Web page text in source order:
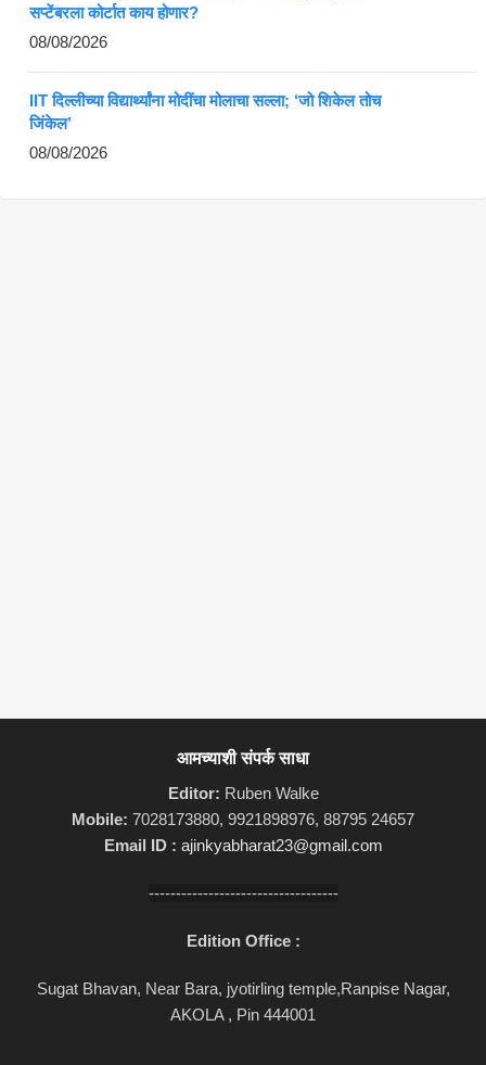
सप्टेंबरला कोर्टात काय होणार?
08/08/2026
IIT दिल्लीच्या विद्यार्थ्यांना मोदींचा मोलाचा सल्ला; ‘जो शिकेल तोच
जिंकेल’
08/08/2026
आमच्याशी संपर्क साधा
Editor: Ruben Walke
Mobile: 7028173880, 9921898976, 88795 24657
Email ID : ajinkyabharat23@gmail.com
-----------------------------------
Edition Office :
Sugat Bhavan, Near Bara, jyotirling temple,Ranpise Nagar,
AKOLA , Pin 444001